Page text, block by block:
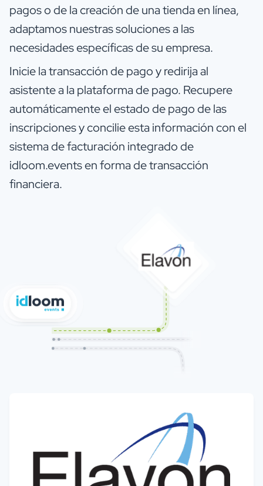
pagos o de la creación de una tienda en línea,
adaptamos nuestras soluciones a las
necesidades específicas de su empresa.
Inicie la transacción de pago y redirija al
asistente a la plataforma de pago. Recupere
automáticamente el estado de pago de las
inscripciones y concilie esta información con el
sistema de facturación integrado de
idloom.events en forma de transacción
financiera.